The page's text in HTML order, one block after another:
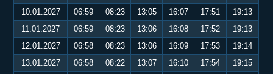
10.01.2027
06:59 08:23 13:05 16:07 17:51
19:13
11.01.2027
06:59 08:23 13:06 16:08 17:52
19:13
12.01.2027
06:58 08:23 13:06 16:09 17:53
19:14
13.01.2027
06:58 08:22 13:07 16:10 17:54
19:15